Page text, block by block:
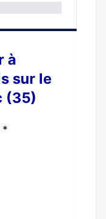
à
sur le
(35)
*